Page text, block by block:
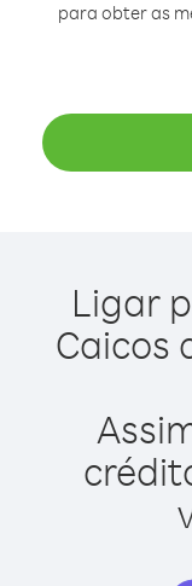
para obter as
Ligar
Caicos